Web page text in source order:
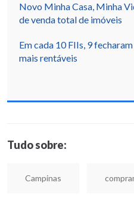
Novo Minha Casa, Minha
de venda total de imóveis
Em cada 10 FIIs, 9
mais rentáveis
Tudo sobre:
Campinas